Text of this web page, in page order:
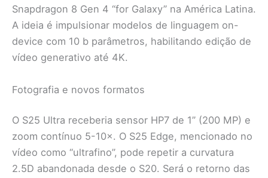
Snapdragon 8 Gen 4 “for Galaxy” na América Latina.
A ideia é impulsionar modelos de linguagem on-
device com 10 b parâmetros, habilitando edição de
vídeo generativo até 4K.
Fotografia e novos formatos
O S25 Ultra receberia sensor HP7 de 1” (200 MP) e
zoom contínuo 5-10×. O S25 Edge, mencionado no
vídeo como “ultrafino”, pode repetir a curvatura
2.5D abandonada desde o S20. Será o retorno das